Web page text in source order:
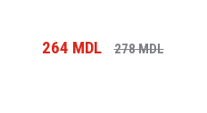
264 MDL 278MDL